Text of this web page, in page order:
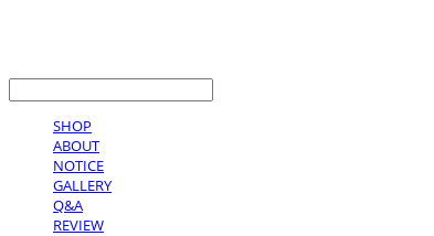
SHOP
ABOUT
NOTICE
GALLERY
Q&A
REVIEW